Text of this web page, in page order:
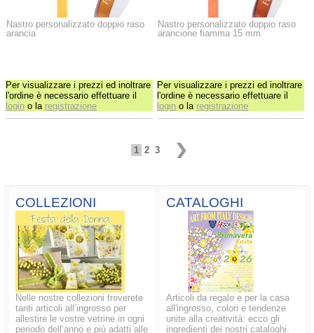
Nastro personalizzato doppio raso
arancia
Per visualizzare i prezzi ed inoltrare
l'ordine è necessario effettuare il
login o la registrazione
Nastro personalizzato doppio raso
arancione fiamma 15 mm
Per visualizzare i prezzi ed inoltrare
l'ordine è necessario effettuare il
login o la registrazione
1 2 3
COLLEZIONI
Nelle nostre collezioni troverete
tanti articoli all’ingrosso per
allestire le vostre vetrine in ogni
periodo dell’anno e più adatti alle
CATALOGHI
Articoli da regalo e per la casa
all'ingrosso, colori e tendenze
unite alla creatività: ecco gli
ingredienti dei nostri cataloghi.